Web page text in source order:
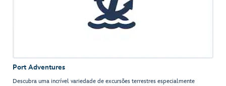
Port Adventures
Descubra uma incrível variedade de excursões terrestres especialmente